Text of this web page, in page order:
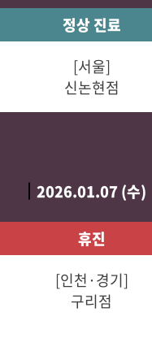
정상 진료
[서울]
신논현점
2026.01.07 (수)
휴진
[인천·경기]
구리점